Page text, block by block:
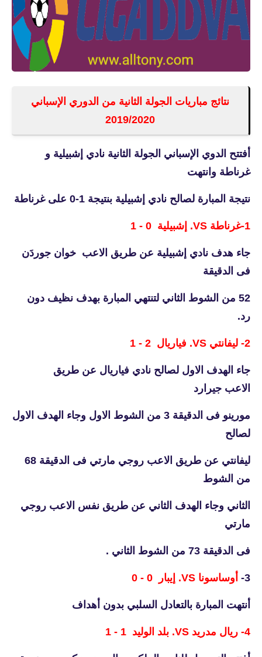
نتائج مباريات الجولة الثانية من الدوري الإسباني
2019/2020
أفتتح الدوي الإسباني الجولة الثانية نادي إشبيلية و
غرناطة وانتهت
نتيجة المبارة لصالح نادي إشبيلية بنتيجة 1-0 على غرناطة
1-غرناطة VS. إشبيلية 0 - 1
جاء هدف نادي إشبيلية عن طريق الاعب خوان جوردَن
فى الدقيقة
52 من الشوط الثاني لتنتهي المبارة بهدف نظيف دون
رد.
2- ليفانتي VS. فياريال 2 - 1
جاء الهدف الاول لصالح نادي فياريال عن طريق
الاعب جيرارد
مورينو فى الدقيقة 3 من الشوط الاول وجاء الهدف الاول
لصالح
ليفانتي عن طريق الاعب روجي مارتي فى الدقيقة 68
من الشوط
الثاني وجاء الهدف الثاني عن طريق نفس الاعب روجي
مارتي
فى الدقيقة 73 من الشوط الثاني .
3- أوساسونا VS. إيبار 0 - 0
أنتهت المبارة بالتعادل السلبي بدون أهداف
4- ريال مدريد VS. بلد الوليد 1 - 1